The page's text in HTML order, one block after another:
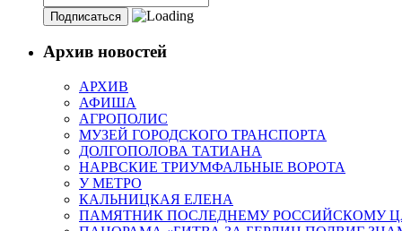
Архив новостей
АРХИВ
АФИША
АГРОПОЛИС
МУЗЕЙ ГОРОДСКОГО ТРАНСПОРТА
ДОЛГОПОЛОВА ТАТИАНА
НАРВСКИЕ ТРИУМФАЛЬНЫЕ ВОРОТА
У МЕТРО
КАЛЬНИЦКАЯ ЕЛЕНА
ПАМЯТНИК ПОСЛЕДНЕМУ РОССИЙСКОМУ